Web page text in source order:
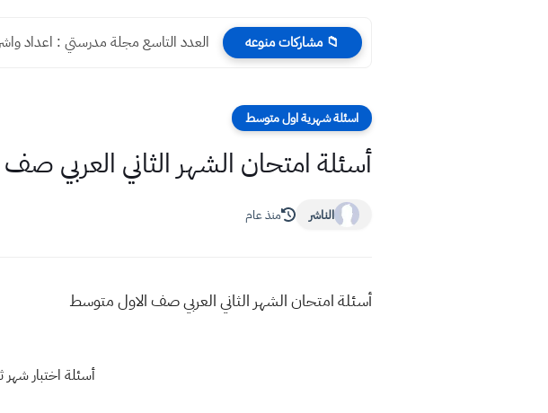
📁 مشاركات منوعه العدد التاسع مجلة مدرستي : اعداد
اسئلة شهرية اول متوسط
أسئلة امتحان الشهر الثاني العربي
الناشر منذ عام
أسئلة امتحان الشهر الثاني العربي صف الاول متوسط
أسئلة اختبار